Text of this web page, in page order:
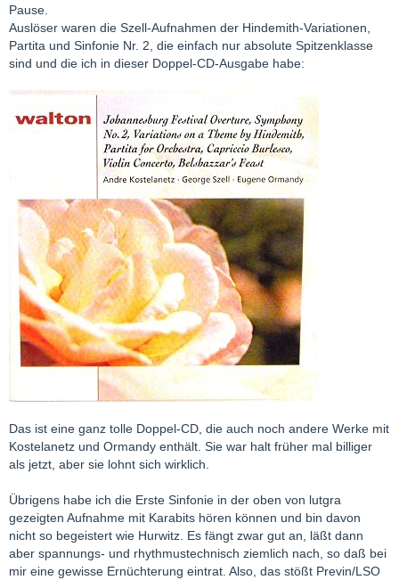
Pause.
Auslöser waren die Szell-Aufnahmen der Hindemith-Variationen,
Partita und Sinfonie Nr. 2, die einfach nur absolute Spitzenklasse
sind und die ich in dieser Doppel-CD-Ausgabe habe:
Das ist eine ganz tolle Doppel-CD, die auch noch andere Werke mit
Kostelanetz und Ormandy enthält. Sie war halt früher mal billiger
als jetzt, aber sie lohnt sich wirklich.
Übrigens habe ich die Erste Sinfonie in der oben von lutgra
gezeigten Aufnahme mit Karabits hören können und bin davon
nicht so begeistert wie Hurwitz. Es fängt zwar gut an, läßt dann
aber spannungs- und rhythmustechnisch ziemlich nach, so daß bei
mir eine gewisse Ernüchterung eintrat. Also, das stößt Previn/LSO